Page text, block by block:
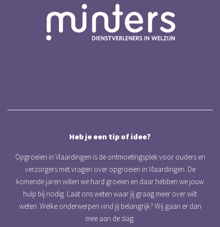
Heb je een tip of idee?
Opgroeien in Vlaardingen is de ontmoetingsplek voor ouders en
verzorgers met vragen over opgroeien in Vlaardingen. De
komende jaren willen we hard groeien en daar hebben we jouw
hulp bij nodig. Laat ons weten waar jij graag meer over wilt
weten. Welke onderwerpen vind jij belangrijk? Wij gaan er dan
mee aan de slag.